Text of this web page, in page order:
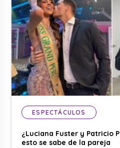
ESPECTÁCULOS
¿Luciana Fuster y Patricio
esto se sabe de la pareja